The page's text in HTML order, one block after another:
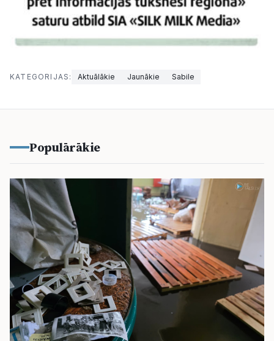
KATEGORIJAS: Aktuālākie Jaunākie Sabile
Populārākie